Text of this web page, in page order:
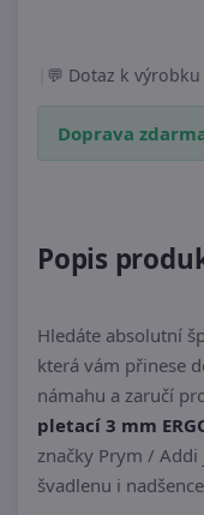
Dotaz k výrobku
Doprava
Popis
Hledáte absolutní
která vám přinese
námahu a zaručí
pletací 3 mm
značky Prym /
švadlenu i